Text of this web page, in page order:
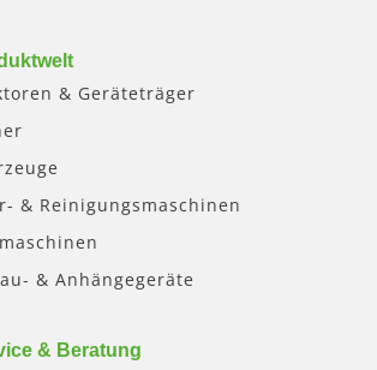
& Geräteträger
& Reinigungsmaschinen
& Anhängegeräte
& Beratung